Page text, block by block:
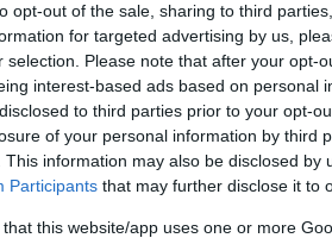
opt-out of the sale, sharing to third
for targeted advertising by us,
selection. Please note that after your opt-
interest-based ads based on personal
to third parties prior to your opt-
of your personal information by third
This information may also be disclosed by
Participants that may further disclose it to
that this website/app uses one or more
Bieber minden
merészebb
pózol
Ez
illik